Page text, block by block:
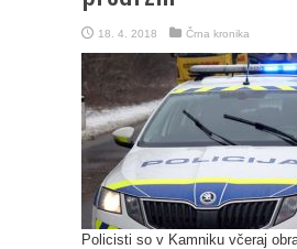
18. 4. 2018 Črna kronika
Policisti so v Kamniku včeraj